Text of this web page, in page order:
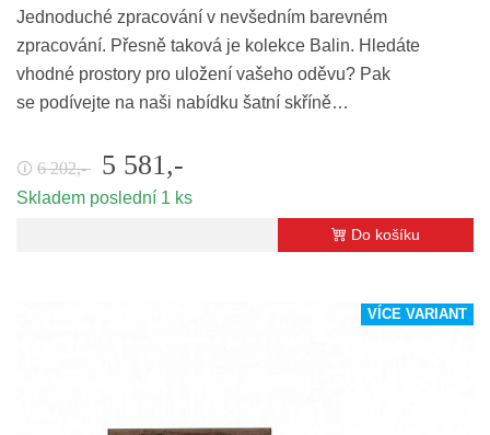
Jednoduché zpracování v nevšedním barevném
zpracování. Přesně taková je kolekce Balin. Hledáte
vhodné prostory pro uložení vašeho oděvu? Pak
se podívejte na naši nabídku šatní skříně…
🛈 6 202,- 5 581,-
Skladem poslední 1 ks
Do košíku
VÍCE VARIANT